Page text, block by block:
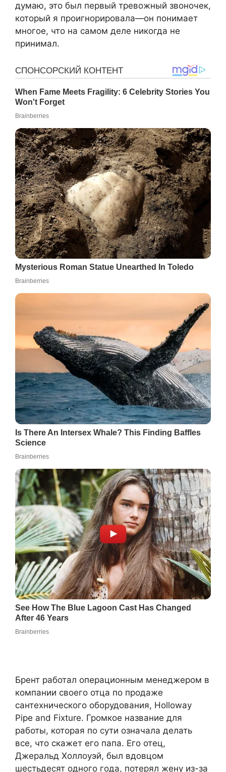
думаю, это был первый тревожный звоночек,
который я проигнорировала—он понимает
многое, что на самом деле никогда не
принимал.
Брент работал операционным менеджером в
компании своего отца по продаже
сантехнического оборудования, Holloway
Pipe and Fixture. Громкое название для
работы, которая по сути означала делать
все, что скажет его папа. Его отец,
Джеральд Холлоуэй, был вдовцом
шестьдесят одного года, потерял жену из-за